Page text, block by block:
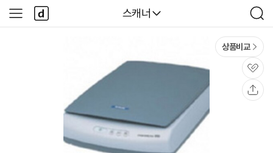
다나와
스캐너
검
색
사
이
다
나
와
상품비교
관
심